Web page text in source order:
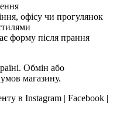
офісу чи прогулянок
форму після прання
Обмін або
магазину.
в Instagram | Facebook |